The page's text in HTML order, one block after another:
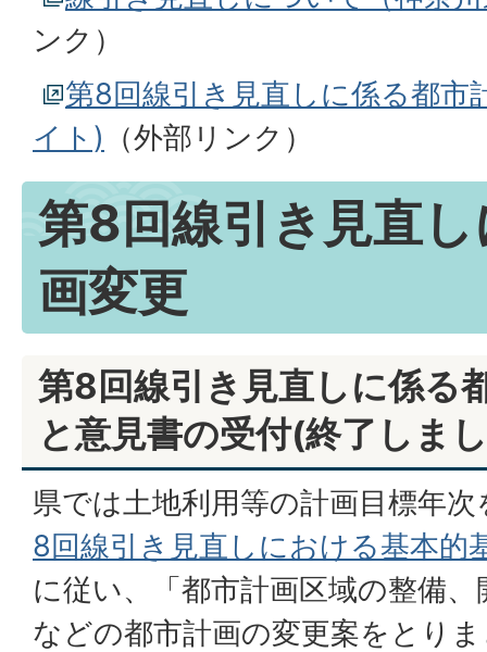
ンク）
第8回線引き見直しに係る都市
イト) （外部リンク）
第8回線引き見直
画変更
第8回線引き見直しに係る
と意見書の受付(終了しま
県では土地利用等の計画目標年
8回線引き見直しにおける基本的
に従い、「都市計画区域の整備
などの都市計画の変更案をとり